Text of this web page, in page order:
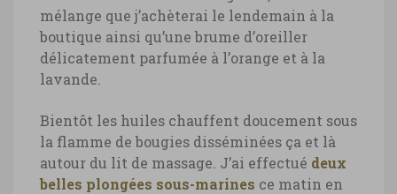
mélange que j’achèterai le lendemain à la
boutique ainsi qu’une brume d’oreiller
délicatement parfumée à l’orange et à la
lavande.
Bientôt les huiles chauffent doucement sous
la flamme de bougies disséminées ça et là
autour du lit de massage. J’ai effectué deux
belles plongées sous-marines ce matin en